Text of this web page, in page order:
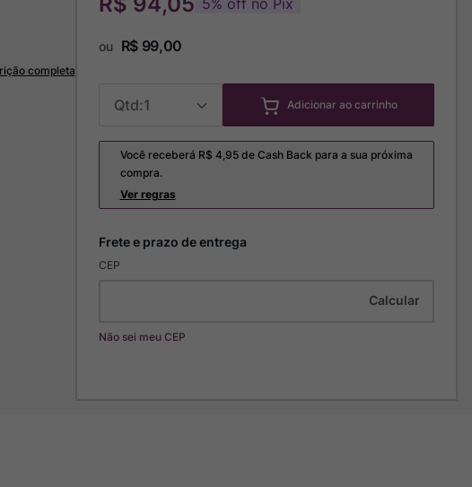
completa
5% off no Pix
ou R$ 99,00
1 Adicionar ao carrinho
Você receberá R$ 4,95de Cash Back para a sua próxima
compra.
Ver regras
CEP
Não sei meu CEP